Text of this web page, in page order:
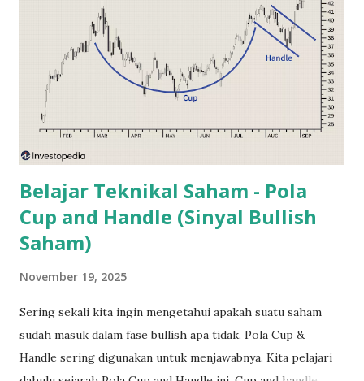
dahulu, dividen bank BUMN langsung disetorkan ke kas
negara, sekarang ini dividen BUMN wajib disetorkan ke
Badan Pengelola Investasi (BPI) yaitu Danantara . Tugas
Danantara adalah menginvestasikan kembali dividen
tersebut agar menghasilkan profit bagi negara. Hal ini
sebenarnya adalah tujuan yang baik. Namun investor banyak
Investasi ini...
Belajar Teknikal Saham - Pola
Cup and Handle (Sinyal Bullish
Saham)
November 19, 2025
Sering sekali kita ingin mengetahui apakah suatu saham
sudah masuk dalam fase bullish apa tidak. Pola Cup &
Handle sering digunakan untuk menjawabnya. Kita pelajari